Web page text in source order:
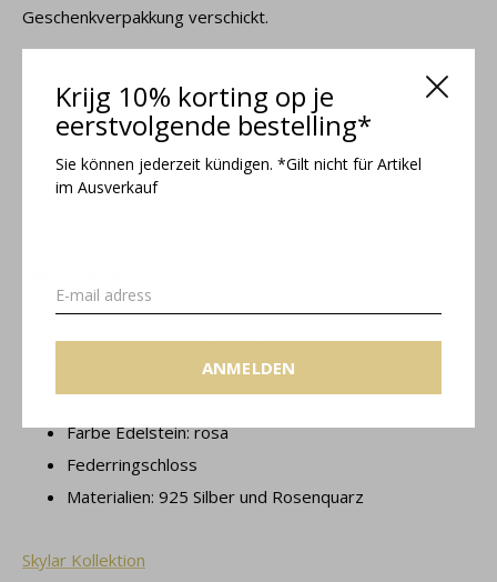
Krijg 10% korting op je
eerstvolgende bestelling*
Sie können jederzeit kündigen. *Gilt nicht für Artikel
im Ausverkauf
ANMELDEN
Geschenkverpakkung verschickt.
Die Farbe von Edelsteinen kann abweichen, da die Steine ​​
natürlich gewonnen und außer dem Schliff und polieren
nicht weiterverarbeitet wurden; diese Farbvariationen sind
Teil der Wirkung von Edelsteinen und das macht sie
Gliederkette mit Verlängerungskette 40 – 44 cm
Breite der Kette: 1 mm
Edelstein Anhänger: 6 mm
Farbe Edelstein: rosa
Federringschloss
Materialien: 925 Silber und Rosenquarz
Skylar Kollektion